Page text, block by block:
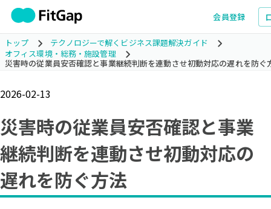
会員登録
トップ
テクノロジーで解くビジネス課題解決ガイド
オフィス環境・総務・施設管理
災害時の従業員安否確認と事業継続判断を連動させ初動対応の遅れを防ぐ
2026-02-13
災害時の従業員安否確認と事業
継続判断を連動させ初動対応の
遅れを防ぐ方法